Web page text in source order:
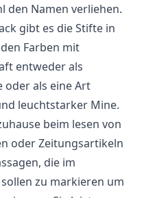
den Namen verliehen.
gibt es die Stifte in
Farben mit
entweder als
oder als eine Art
leuchtstarker Mine.
beim lesen von
oder Zeitungsartikeln
die im
zu markieren um